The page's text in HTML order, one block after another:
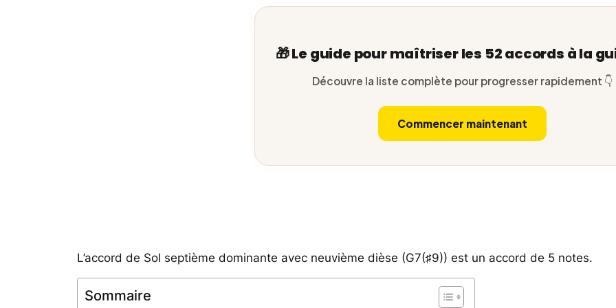
🎁 Le guide pour maîtriser les 52 accords à la
Découvre la liste complète pour progresser rapidement 👇
Commencer maintenant
L’accord de Sol septième dominante avec neuvième dièse (G7(♯9)) est un accord de 5 notes.
Sommaire